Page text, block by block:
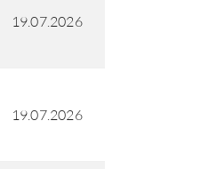
19.07.2026
19.07.2026